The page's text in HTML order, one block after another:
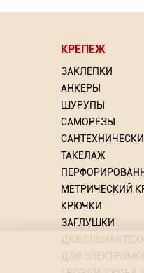
КРЕПЕЖ
ЗАКЛЁПКИ
АНКЕРЫ
ШУРУПЫ
САМОРЕЗЫ
ТАКЕЛАЖ
МЕТРИЧЕСКИЙ
КРЮЧКИ
ЗАГЛУШКИ
ДЮБЕЛЬНАЯ
ДЛЯ